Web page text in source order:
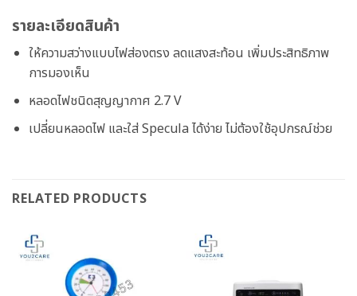
รายละเอียดสินค้า
ให้ความสว่างแบบไฟส่องตรง ลดแสงสะท้อน เพิ่มประสิทธิภาพ
การมองเห็น
หลอดไฟชนิดสุญญากาศ 2.7 V
เปลี่ยนหลอดไฟ และใส่ Specula ได้ง่าย ไม่ต้องใช้อุปกรณ์ช่วย
RELATED PRODUCTS